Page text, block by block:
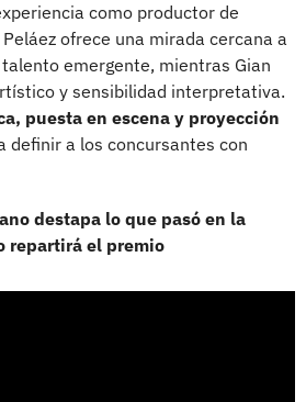
como productor de
ofrece una mirada cercana a
emergente, mientras Gian
y sensibilidad interpretativa.
puesta en escena y proyección
definir a los concursantes con
destapa lo que pasó en la
repartirá el premio